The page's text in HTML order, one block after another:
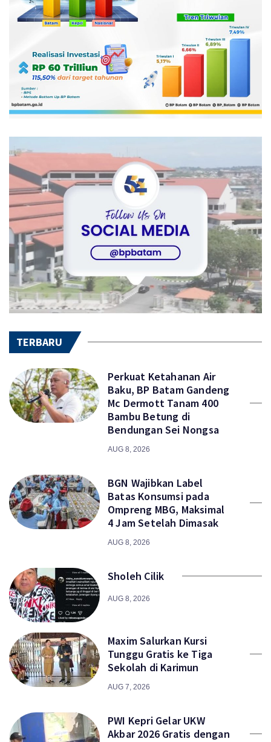
TERBARU
Perkuat Ketahanan Air
Baku, BP Batam Gandeng
Mc Dermott Tanam 400
Bambu Betung di
Bendungan Sei Nongsa
AUG 8, 2026
BGN Wajibkan Label
Batas Konsumsi pada
Ompreng MBG, Maksimal
4 Jam Setelah Dimasak
AUG 8, 2026
Sholeh Cilik
AUG 8, 2026
Maxim Salurkan Kursi
Tunggu Gratis ke Tiga
Sekolah di Karimun
AUG 7, 2026
PWI Kepri Gelar UKW
Akbar 2026 Gratis dengan